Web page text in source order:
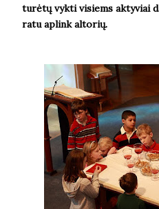
turėtų vykti visiems aktyviai
ratu aplink altorių.